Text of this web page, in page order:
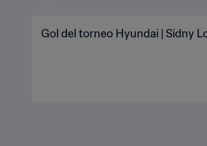
Gol del torneo Hyundai | Sidny